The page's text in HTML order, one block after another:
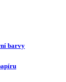
barvy